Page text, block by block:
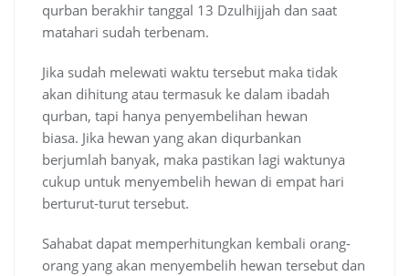
qurban berakhir tanggal 13 Dzulhijjah dan saat
matahari sudah terbenam.
Jika sudah melewati waktu tersebut maka tidak
akan dihitung atau termasuk ke dalam ibadah
qurban, tapi hanya penyembelihan hewan
biasa. Jika hewan yang akan diqurbankan
berjumlah banyak, maka pastikan lagi waktunya
cukup untuk menyembelih hewan di empat hari
berturut-turut tersebut.
Sahabat dapat memperhitungkan kembali orang-
orang yang akan menyembelih hewan tersebut dan